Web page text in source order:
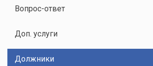
Вопрос-ответ
Доп. услуги
Должники